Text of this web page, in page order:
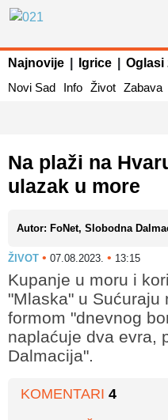
Najnovije Igrice Oglasi
Novi Sad
Info Život Zabava
Na plaži na
ulazak u more
Autor: FoNet, Slobodna
ŽIVOT • 07.08.2023. • 13:15
Kupanje u moru i
"Mlaska" u Sućuraju
formom "dnevnog
naplaćuje dva evra,
Dalmacija".
KOMENTARI 4